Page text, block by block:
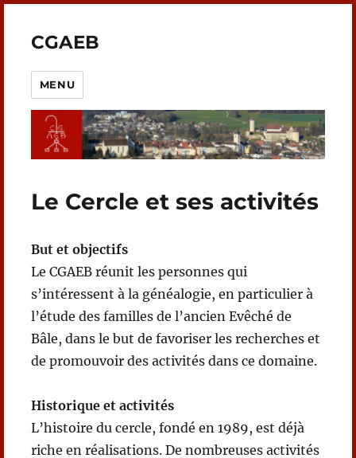
CGAEB
MENU
Le Cercle et ses activités
But et objectifs
Le CGAEB réunit les personnes qui
s’intéressent à la généalogie, en particulier à
l’étude des familles de l’ancien Evêché de
Bâle, dans le but de favoriser les recherches et
de promouvoir des activités dans ce domaine.
Historique et activités
L’histoire du cercle, fondé en 1989, est déjà
riche en réalisations. De nombreuses activités